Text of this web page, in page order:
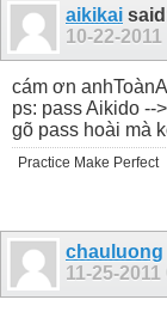
aikikai
10-22-2011
cám ơn
ps: pass Aikido --
gõ pass hoài mà
Practice Make Perfect
chauluong
11-25-2011